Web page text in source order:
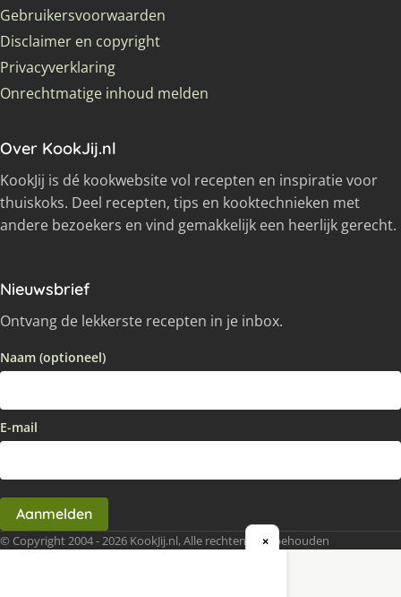
Gebruikersvoorwaarden
Disclaimer en copyright
Privacyverklaring
Onrechtmatige inhoud melden
Over KookJij.nl
KookJij is dé kookwebsite vol recepten en inspiratie voor
thuiskoks. Deel recepten, tips en kooktechnieken met
andere bezoekers en vind gemakkelijk een heerlijk gerecht.
Nieuwsbrief
Ontvang de lekkerste recepten in je inbox.
Naam (optioneel)
E-mail
Aanmelden
© Copyright 2004 - 2026 KookJij.nl, Alle rechten voorbehouden
×